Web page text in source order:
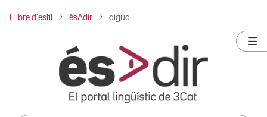
Llibre d'estil ésAdir aigua